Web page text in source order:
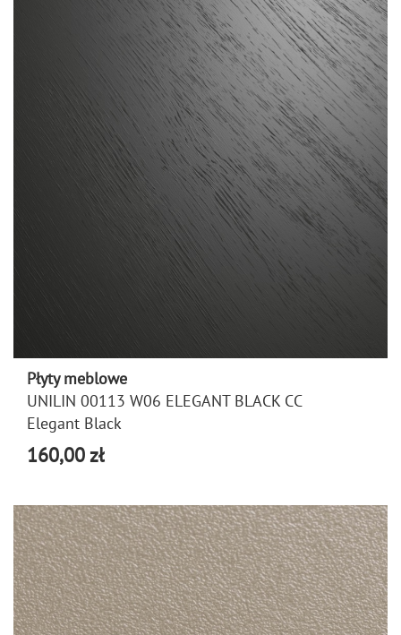
Płyty meblowe
UNILIN 00113 W06 ELEGANT BLACK CC
Elegant Black
160,00 zł